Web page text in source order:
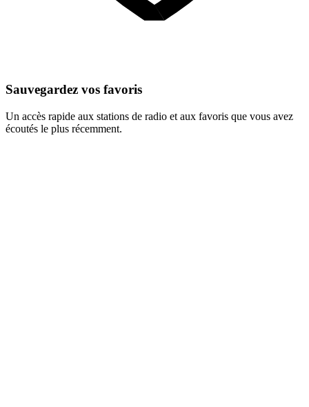
Sauvegardez vos favoris
Un accès rapide aux stations de radio et aux favoris que vous avez
écoutés le plus récemment.